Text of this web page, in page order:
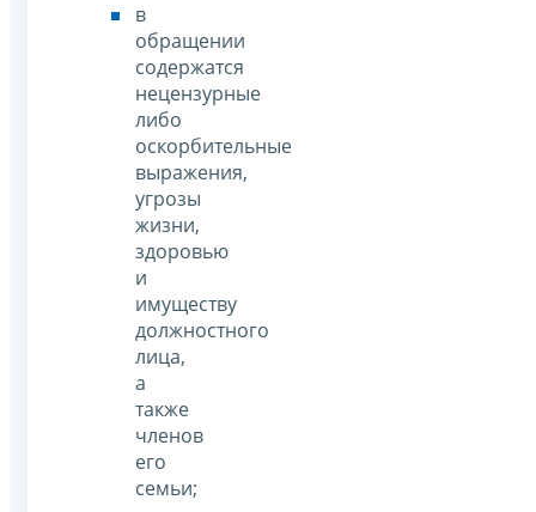
в
обращении
содержатся
нецензурные
либо
оскорбительные
выражения,
угрозы
жизни,
здоровью
и
имуществу
должностного
лица,
а
также
членов
его
семьи;